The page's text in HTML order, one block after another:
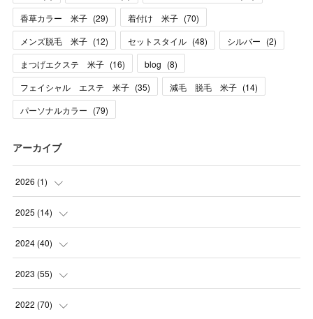
香草カラー 米子 (29) 着付け 米子 (70)
メンズ脱毛 米子 (12) セットスタイル (48) シルバー (2)
まつげエクステ 米子 (16) blog (8)
フェイシャル エステ 米子 (35) 減毛 脱毛 米子 (14)
パーソナルカラー (79)
アーカイブ
2026 (1)
(1
2025 (14)
(10 )
(1
(1
2024 (40)
(1
(1
2023 (55)
(2
2022 (70)